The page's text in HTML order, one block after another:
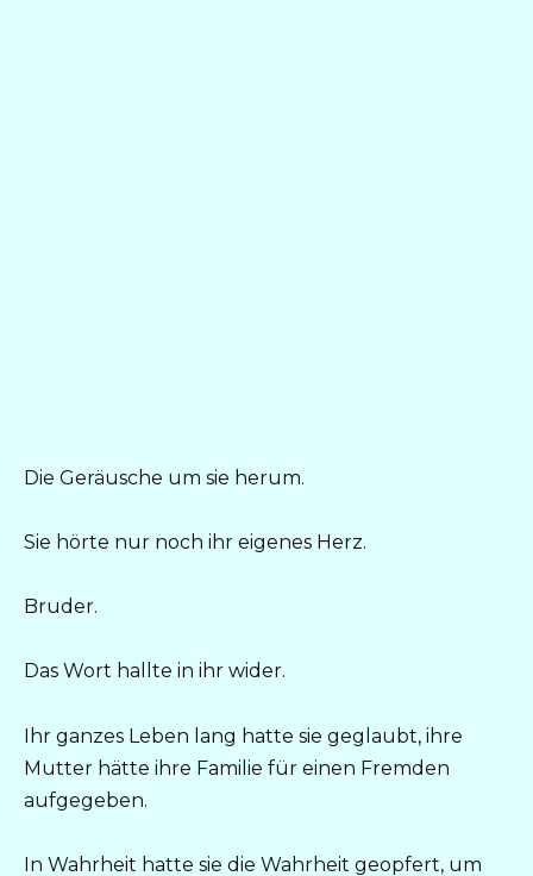
Die Geräusche um sie herum.
Sie hörte nur noch ihr eigenes Herz.
Bruder.
Das Wort hallte in ihr wider.
Ihr ganzes Leben lang hatte sie geglaubt, ihre
Mutter hätte ihre Familie für einen Fremden
aufgegeben.
In Wahrheit hatte sie die Wahrheit geopfert, um